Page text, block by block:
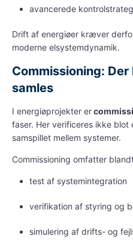
avancerede
Drift af energiøer kræver
moderne elsystemdynamik.
Commissioning:
samles
I energiøprojekter er
faser. Her verificeres ikke blot
samspillet mellem systemer.
Commissioning omfatter
test af systemintegration
verifikation af styring og
simulering af drifts- og